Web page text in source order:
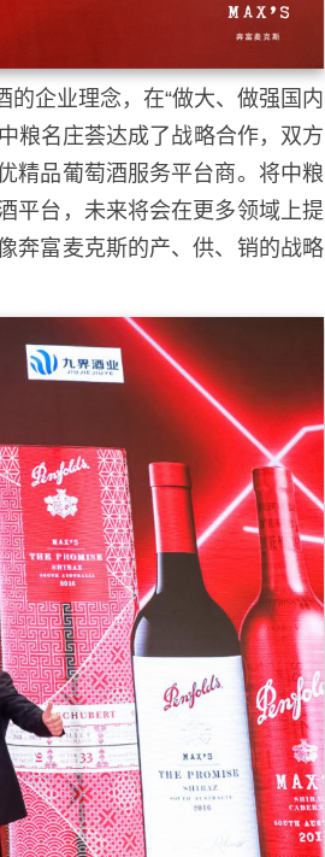
企业理念，在“做大、做强国内
粮名庄荟达成了战略合作，双方
精品葡萄酒服务平台商。将中粮
平台，未来将会在更多领域上提
奔富麦克斯的产、供、销的战略